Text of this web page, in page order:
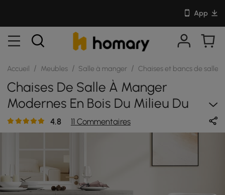
App
Accueil / Meubles / Salle à manger / Chaises et bancs de salle
Chaises De Salle À Manger
Modernes En Bois Du Milieu Du
Siècle
4.8 11 Commentaires